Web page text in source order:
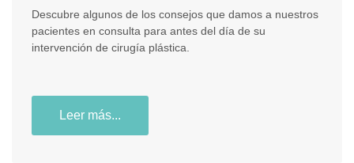
Descubre algunos de los consejos que damos a nuestros
pacientes en consulta para antes del día de su
intervención de cirugía plástica.
Leer más...